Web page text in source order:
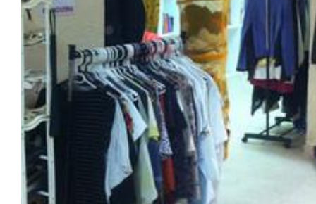
Zoom sur l'image